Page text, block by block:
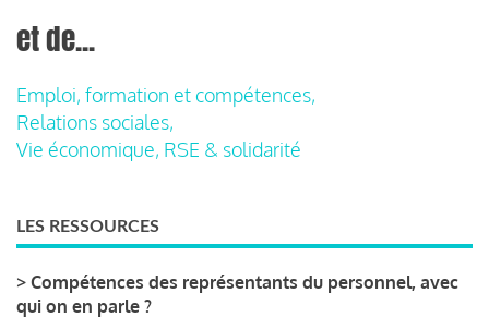
et de...
Emploi, formation et compétences,
Relations sociales,
Vie économique, RSE & solidarité
LES RESSOURCES
> Compétences des représentants du personnel, avec
qui on en parle ?